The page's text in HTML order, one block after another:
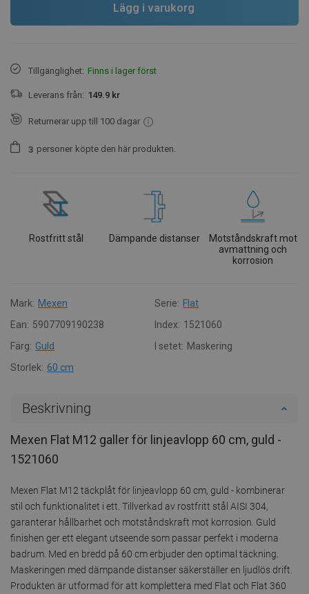
Lägg i varukorg
Tillgänglighet: Finns i lager först
Leverans från: 149.9 kr
Returnerar upp till 100 dagar
3 personer köpte den här produkten.
Rostfritt stål Dämpande distanser
Motståndskraft mot
avmattning och
korrosion
Mark: Mexen Serie: Flat
Ean: 5907709190238 Index: 1521060
Färg: Guld I setet: Maskering
Storlek: 60 cm
Beskrivning
Mexen Flat M12 galler för linjeavlopp 60 cm, guld -
1521060
Mexen Flat M12 täckplåt för linjeavlopp 60 cm, guld - kombinerar
stil och funktionalitet i ett. Tillverkad av rostfritt stål AISI 304,
garanterar hållbarhet och motståndskraft mot korrosion. Guld
finishen ger ett elegant utseende som passar perfekt i moderna
badrum. Med en bredd på 60 cm erbjuder den optimal täckning.
Maskeringen med dämpande distanser säkerställer en ljudlös drift.
Produkten är utformad för att komplettera med Flat och Flat 360